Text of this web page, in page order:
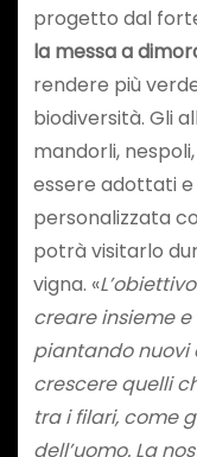
progetto dal
la messa a
rendere più
biodiversità. Gli
mandorli,
essere adottati
personalizzata
potrà visitarlo
vigna. «L’obiettivo
creare insieme
piantando nuovi
crescere quelli
tra i filari, come
dell’uomo. La